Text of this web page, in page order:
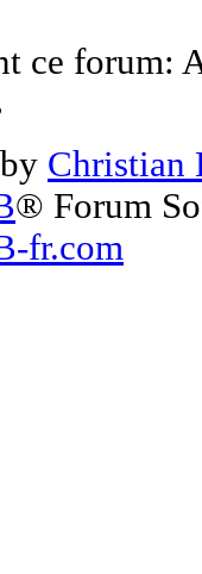
ce forum:
Christian
® Forum
fr.com